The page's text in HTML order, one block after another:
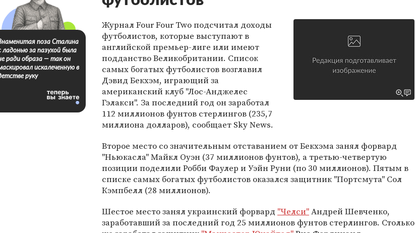
Журнал Four Four Two подсчитал доходы
футболистов, которые выступают в
английской премьер-лиге или имеют
подданство Великобритании. Список
самых богатых футболистов возглавил
Дэвид Бекхэм, играющий за
американский клуб "Лос-Анджелес
Гэлакси". За последний год он заработал
112 миллионов фунтов стерлингов (235,7
миллиона долларов), сообщает Sky News.
Второе место со значительным отставанием от Бекхэма занял форвард
"Ньюкасла" Майкл Оуэн (37 миллионов фунтов), а третью-четвертую
позиции поделили Робби Фаулер и Уэйн Руни (по 30 миллионов). Пятым в
списке самых богатых футболистов оказался защитник "Портсмута" Сол
Кэмпбелл (28 миллионов).
Шестое место занял украинский форвард "Челси"Андрей Шевченко,
заработавший за последний год 25 миллионов фунтов стерлингов. Столько
поза Сталина
ладонью за пазухой была
ради образа — так он
искалеченную в
руку